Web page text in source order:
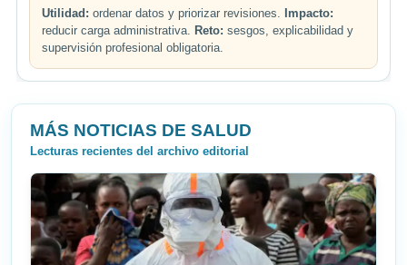
Utilidad: ordenar datos y priorizar revisiones. Impacto:
reducir carga administrativa. Reto: sesgos, explicabilidad y
supervisión profesional obligatoria.
MÁS NOTICIAS DE SALUD
Lecturas recientes del archivo editorial